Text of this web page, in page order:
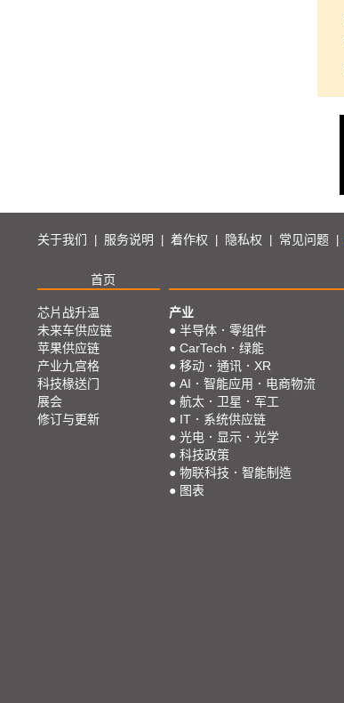
关于我们 服务说明 着作权 隐私权 常见问题
首页
芯片战升温
未来车供应链
苹果供应链
产业九宫格
科技椽送门
展会
修订与更新
产业
● 半导体．零组件
● CarTech．绿能
● 移动．通讯．XR
● AI．智能应用．电商物流
● 航太．卫星．军工
● IT．系统供应链
● 光电．显示．光学
● 科技政策
● 物联科技．智能制造
● 图表